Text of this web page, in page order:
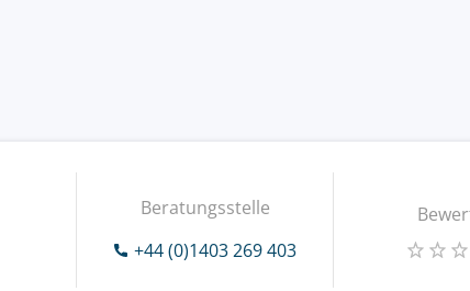
Beratungsstelle
+44 (0)1403 269 403